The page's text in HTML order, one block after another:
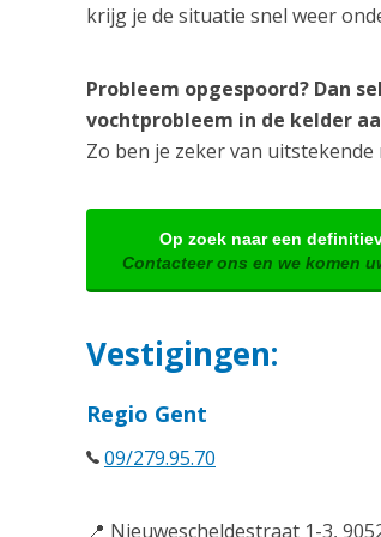
krijg je de situatie snel weer
Probleem opgespoord? Dan
vochtprobleem in de kelder
Zo ben je zeker van uitstekende
Op zoek naar een
Contacteer ons en we komen
Vestigingen:
Regio Gent
09/279.95.70
📍 Nieuwescheldestraat 1-3,